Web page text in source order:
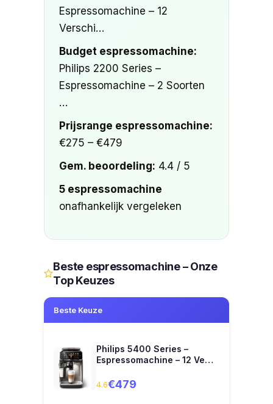
Espressomachine – 12
Verschi…
Budget espressomachine:
Philips 2200 Series –
Espressomachine – 2 Soorten
…
Prijsrange espressomachine:
€275 – €479
Gem. beoordeling: 4.4 / 5
5 espressomachine
onafhankelijk vergeleken
Beste espressomachine – Onze
Top Keuzes
Beste Keuze
Philips 5400 Series –
Espressomachine – 12 Ve…
4.6€479